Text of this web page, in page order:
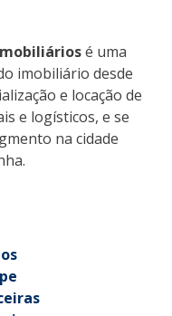
é uma
imobiliário desde
e locação de
e logísticos, e se
na cidade